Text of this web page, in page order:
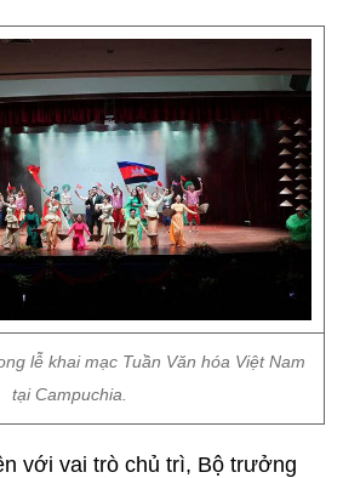
lễ khai mạc Tuần Văn hóa Việt Nam
tại Campuchia.
với vai trò chủ trì, Bộ trưởng